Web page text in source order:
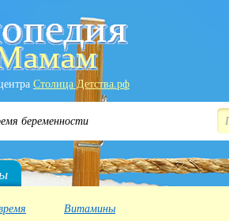
Столица Детства.рф
беременности
Витамины